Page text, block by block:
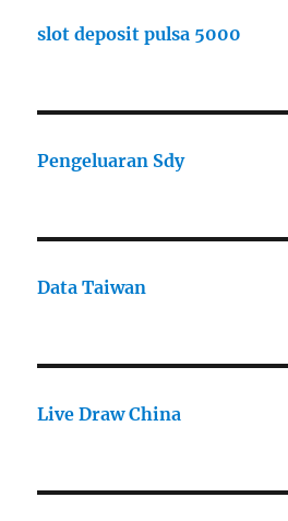
slot deposit pulsa 5000
Pengeluaran Sdy
Data Taiwan
Live Draw China